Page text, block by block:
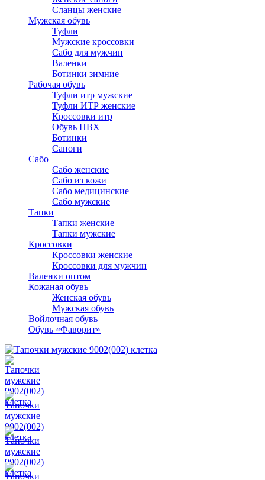
Сланцы женские
Мужская обувь
Туфли
Мужские кроссовки
Сабо для мужчин
Валенки
Ботинки зимние
Рабочая обувь
Туфли итр мужские
Туфли ИТР женские
Кроссовки итр
Обувь ПВХ
Ботинки
Сапоги
Сабо
Сабо женские
Сабо из кожи
Сабо медицинские
Сабо мужские
Тапки
Тапки женские
Тапки мужские
Кроссовки
Кроссовки женские
Кроссовки для мужчин
Валенки оптом
Кожаная обувь
Женская обувь
Мужская обувь
Войлочная обувь
Обувь «Фаворит»